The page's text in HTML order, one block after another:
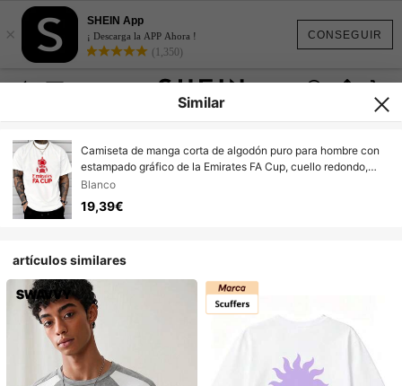
CONSEGUIR
×
SHEIN App
¡ Descarga la APP Ahora !
(1,350)
Similar
Camiseta de manga corta de algodón puro para hombre con
estampado gráfico de la Emirates FA Cup, cuello redondo,
casual, para uso diario en verano
Blanco
19,39€
artículos similares